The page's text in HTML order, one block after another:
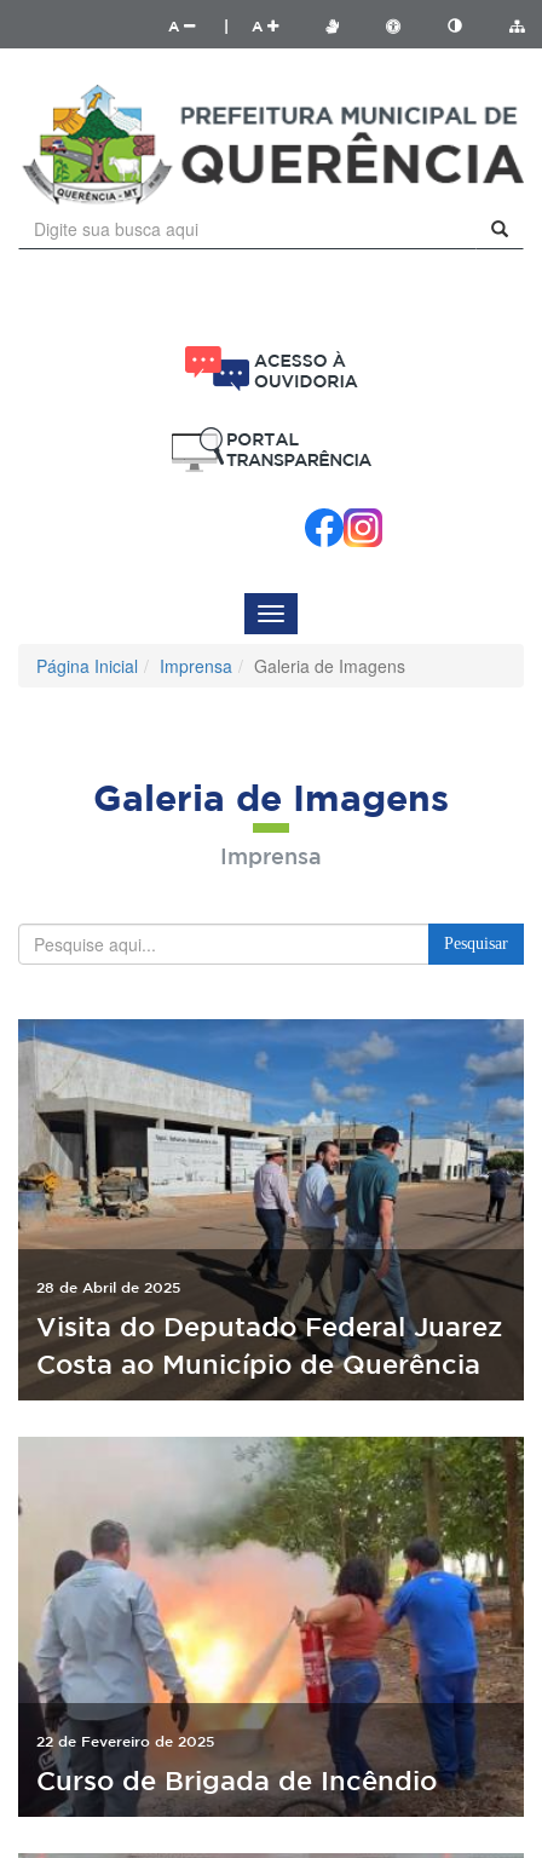
A A
Menu
de
Navegação
Página Inicial Imprensa Galeria de Imagens
Galeria de Imagens
Imprensa
Pesquisar
28 de Abril de 2025
Visita do Deputado Federal Juarez
Costa ao Município de Querência
22 de Fevereiro de 2025
Curso de Brigada de Incêndio